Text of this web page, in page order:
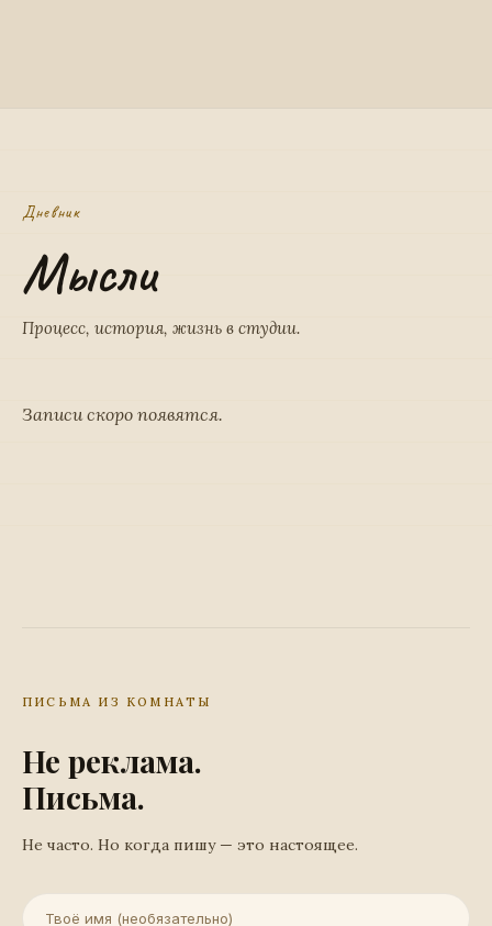
Дневник
Мысли
Процесс, история, жизнь в студии.
Записи скоро появятся.
ПИСЬМА ИЗ КОМНАТЫ
Не реклама.
Письма.
Не часто. Но когда пишу — это настоящее.